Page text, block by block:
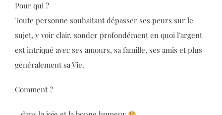
Pour qui ?
Toute personne souhaitant dépasser ses peurs sur le
sujet, y voir clair, sonder profondément en quoi l’argent
est intriqué avec ses amours, sa famille, ses amis et plus
généralement sa Vie.
Comment ?